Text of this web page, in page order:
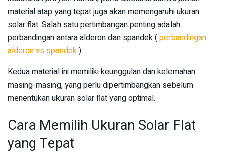
material atap yang tepat juga akan memengaruhi ukuran
solar flat. Salah satu pertimbangan penting adalah
perbandingan antara alderon dan spandek (perbandingan
alderon vs spandek).
Kedua material ini memiliki keunggulan dan kelemahan
masing-masing, yang perlu dipertimbangkan sebelum
menentukan ukuran solar flat yang optimal.
Cara Memilih Ukuran Solar Flat
yang Tepat